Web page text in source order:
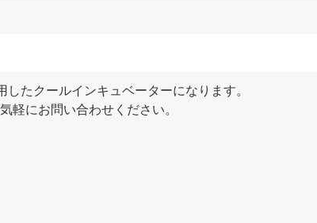
たクールインキュベーターになります。
軽にお問い合わせください。